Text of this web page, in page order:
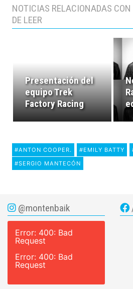
NOTICIAS RELACIONADAS
DE LEER
Presentación del
equipo Trek
Factory Racing
#ANTON COOPER. #EMILY BATTY
#SERGIO MANTECÓN
@montenbaik
Error: 400: Bad
Request
Error: 400: Bad
Request